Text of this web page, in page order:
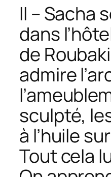
II – Sacha
dans
de
admire
sculpté,
à l’huile
Tout cela